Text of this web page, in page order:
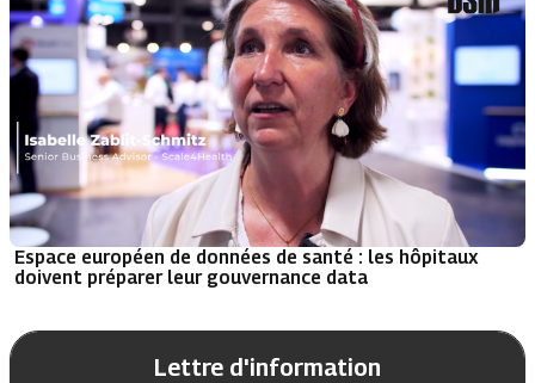
Espace européen de données de santé : les hôpitaux
doivent préparer leur gouvernance data
Lettre d'information